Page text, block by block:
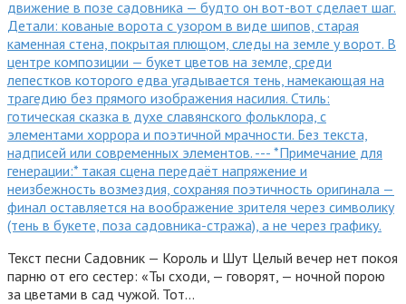
Текст песни Садовник — Король и Шут Целый вечер нет покоя
парню от его сестер: «Ты сходи, — говорят, — ночной порою
за цветами в сад чужой. Тот…